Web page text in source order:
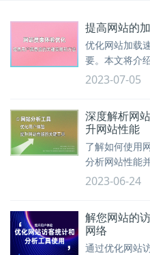
提高网站的
优化网站加载
要。本文将介
升网站的加载
2023-07-05
深度解析网
升网站性能
了解如何使用
分析网站性能
提升用户体验
2023-06-24
解您网站的
网络
通过优化网站